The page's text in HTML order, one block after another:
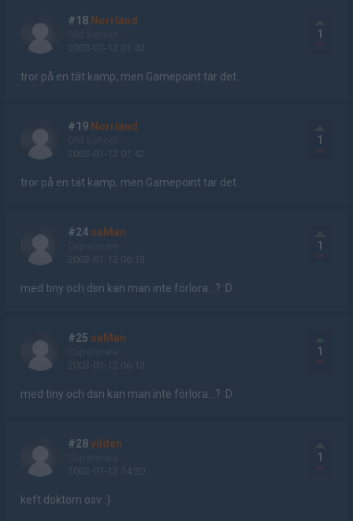
#18 Norrland
2003-01-12 01:42
1
tror på en tät kamp, men Gamepoint tar det..
#19 Norrland
2003-01-12 01:42
1
tror på en tät kamp, men Gamepoint tar det..
#24 saMan
2003-01-12 06:13
1
med tiny och dsn kan man inte förlora...? :D
#25 saMan
2003-01-12 06:13
1
med tiny och dsn kan man inte förlora...? :D
#28vilden
2003-01-12 14:20
1
keft doktorn osv :)